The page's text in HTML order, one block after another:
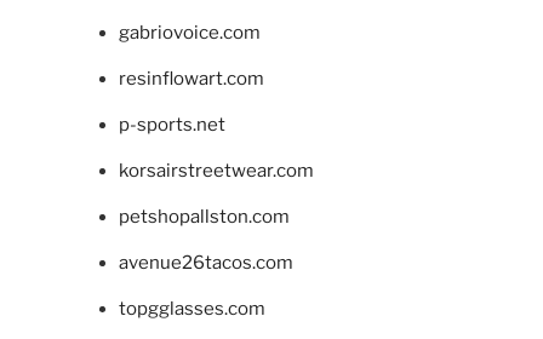
gabriovoice.com
resinflowart.com
p-sports.net
korsairstreetwear.com
petshopallston.com
avenue26tacos.com
topgglasses.com